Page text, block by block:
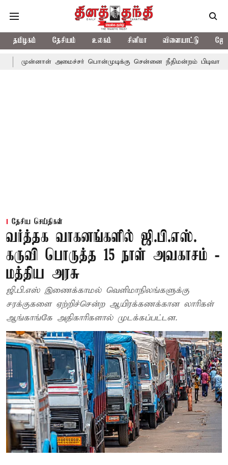
தமிழகம் தேசியம் உலகம் சினிமா விளையாட்டு
அமைச்சர் பொன்முடிக்கு சென்னை நீதிமன்றம் பிடிவாராண்ட்
தேசிய செய்திகள்
வர்த்தக வாகனங்களில் ஜி.பி.எஸ்.
கருவி பொருத்த 15 நாள் அவகாசம் -
மத்திய அரசு
ஜி.பி.எஸ் இணைக்காமல் வெளிமாநிலங்களுக்கு
சரக்குகளை ஏற்றிச்சென்ற ஆயிரக்கணக்கான லாரிகள்
ஆங்காங்கே அதிகாரிகளால் முடக்கப்பட்டன.